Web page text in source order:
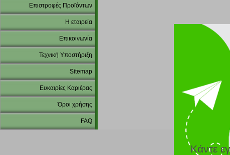
Επιστροφές Προϊόντων
Η εταιρεία
Επικοινωνία
Τεχνική Υποστήριξη
Sitemap
Ευκαιρίες Καριέρας
Όροι χρήσης
FAQ
Κάντε